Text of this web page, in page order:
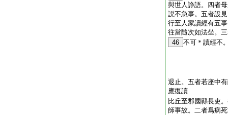
與世人諍語。四者
説不急事。五者設
行至人家讀經有五
往當隨次如法坐。
46 不可＊讀經不
退止。五者若座中
應復讀
比丘至郡國縣長吏
師事故。二者爲病